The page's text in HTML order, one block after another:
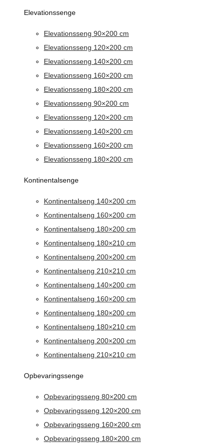
Elevationssenge
Elevationsseng 90×200 cm
Elevationsseng 120×200 cm
Elevationsseng 140×200 cm
Elevationsseng 160×200 cm
Elevationsseng 180×200 cm
Elevationsseng 90×200 cm
Elevationsseng 120×200 cm
Elevationsseng 140×200 cm
Elevationsseng 160×200 cm
Elevationsseng 180×200 cm
Kontinentalsenge
Kontinentalseng 140×200 cm
Kontinentalseng 160×200 cm
Kontinentalseng 180×200 cm
Kontinentalseng 180×210 cm
Kontinentalseng 200×200 cm
Kontinentalseng 210×210 cm
Kontinentalseng 140×200 cm
Kontinentalseng 160×200 cm
Kontinentalseng 180×200 cm
Kontinentalseng 180×210 cm
Kontinentalseng 200×200 cm
Kontinentalseng 210×210 cm
Opbevaringssenge
Opbevaringsseng 80×200 cm
Opbevaringsseng 120×200 cm
Opbevaringsseng 160×200 cm
Opbevaringsseng 180×200 cm